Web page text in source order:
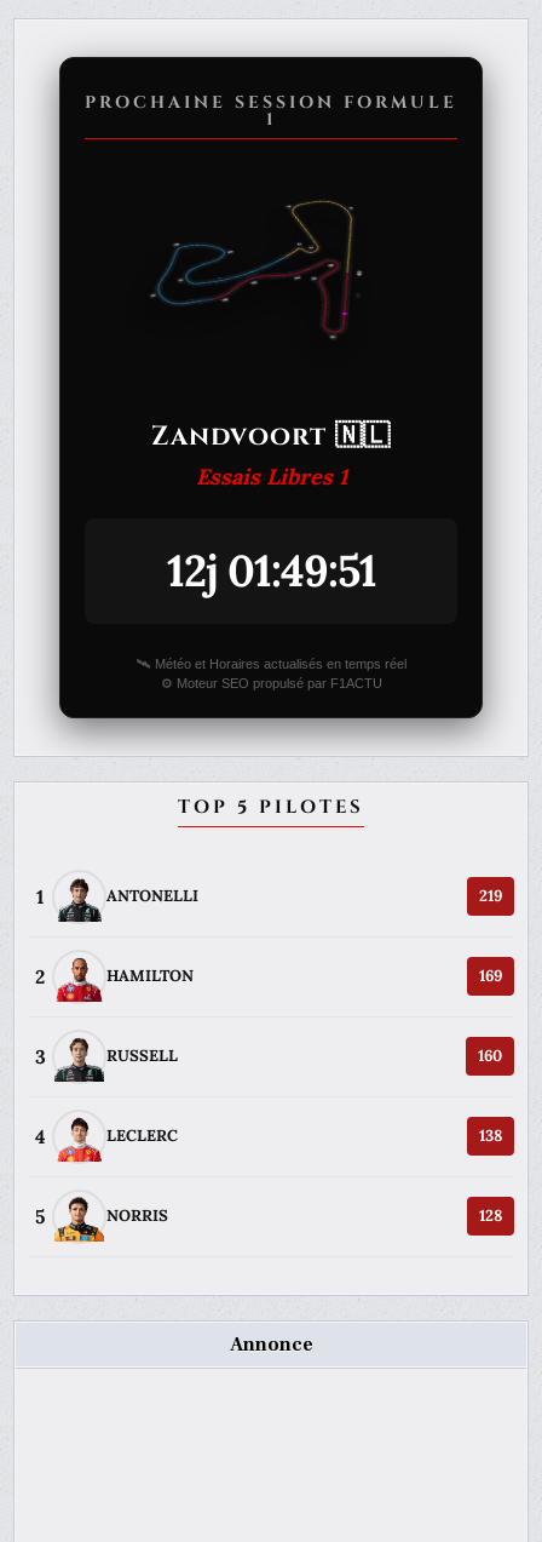
PROCHAINE SESSION FORMULE
1
Zandvoort 🇳🇱
Essais Libres 1
12j 01:49:51
🛰️ Météo et Horaires actualisés en temps réel
⚙️ Moteur SEO propulsé par F1ACTU
TOP 5 PILOTES
1 ANTONELLI 219
2 HAMILTON 169
3 RUSSELL 160
4 LECLERC 138
5 NORRIS 128
Annonce